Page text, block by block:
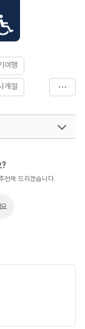
여행
계절
?
천해 드리겠습니다.